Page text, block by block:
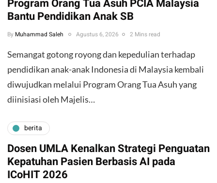
Program Orang Tua Asuh PCIA Malaysia
Bantu Pendidikan Anak SB
By Muhammad Saleh Agustus 6, 2026 2 Mins read
​Semangat gotong royong dan kepedulian terhadap
pendidikan anak-anak Indonesia di Malaysia kembali
diwujudkan melalui Program Orang Tua Asuh yang
diinisiasi oleh Majelis…
berita
Dosen UMLA Kenalkan Strategi Penguatan
Kepatuhan Pasien Berbasis AI pada
ICoHIT 2026